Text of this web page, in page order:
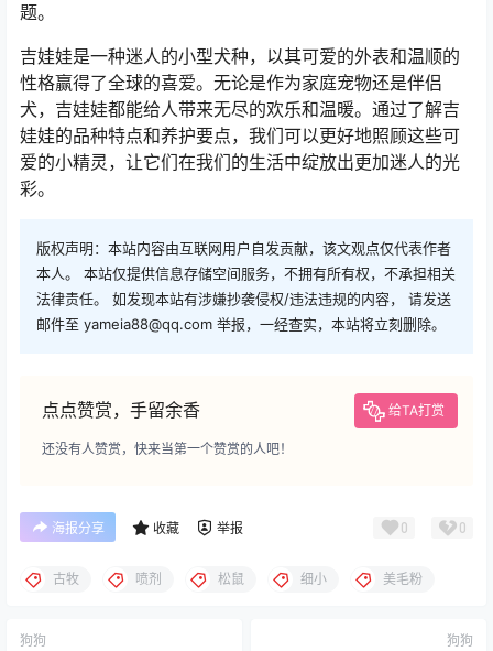
题。
吉娃娃是一种迷人的小型犬种，以其可爱的外表和温顺的
性格赢得了全球的喜爱。无论是作为家庭宠物还是伴侣
犬，吉娃娃都能给人带来无尽的欢乐和温暖。通过了解吉
娃娃的品种特点和养护要点，我们可以更好地照顾这些可
爱的小精灵，让它们在我们的生活中绽放出更加迷人的光
彩。
版权声明：本站内容由互联网用户自发贡献，该文观点仅代表作者
本人。 本站仅提供信息存储空间服务，不拥有所有权，不承担相关
法律责任。 如发现本站有涉嫌抄袭侵权/违法违规的内容， 请发送
邮件至 yameia88@qq.com 举报，一经查实，本站将立刻删除。
点点赞赏，手留余香 给TA打赏
还没有人赞赏，快来当第一个赞赏的人吧！
海报分享 收藏 举报 0 0
古牧 喷剂 松鼠 细小 美毛粉
狗狗 狗狗